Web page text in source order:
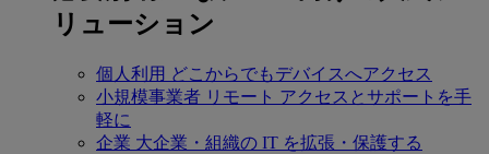
リューション
個人利用 どこからでもデバイスへアクセス
小規模事業者 リモート アクセスとサポートを手
軽に
企業 大企業・組織の IT を拡張・保護する